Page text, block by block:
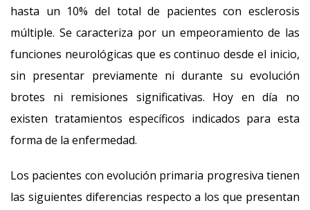
hasta un 10% del total de pacientes con esclerosis
múltiple. Se caracteriza por un empeoramiento de las
funciones neurológicas que es continuo desde el inicio,
sin presentar previamente ni durante su evolución
brotes ni remisiones significativas. Hoy en día no
existen tratamientos específicos indicados para esta
forma de la enfermedad.
Los pacientes con evolución primaria progresiva tienen
las siguientes diferencias respecto a los que presentan